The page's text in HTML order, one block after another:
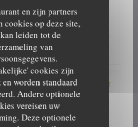
en zijn partners
cookies op deze site,
leiden tot de
van
cookies zijn
worden standaard
Andere optionele
vereisen uw
Deze optionele
:5/5 Keuken: 5/5 Kwaliteit / Prijs
au top
4
:5/5 Keuken: 5/5 Kwaliteit / Prijs